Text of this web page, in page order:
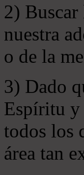
2)
nuestra
o de la
3) Dado
Espíritu y
todos los
área tan